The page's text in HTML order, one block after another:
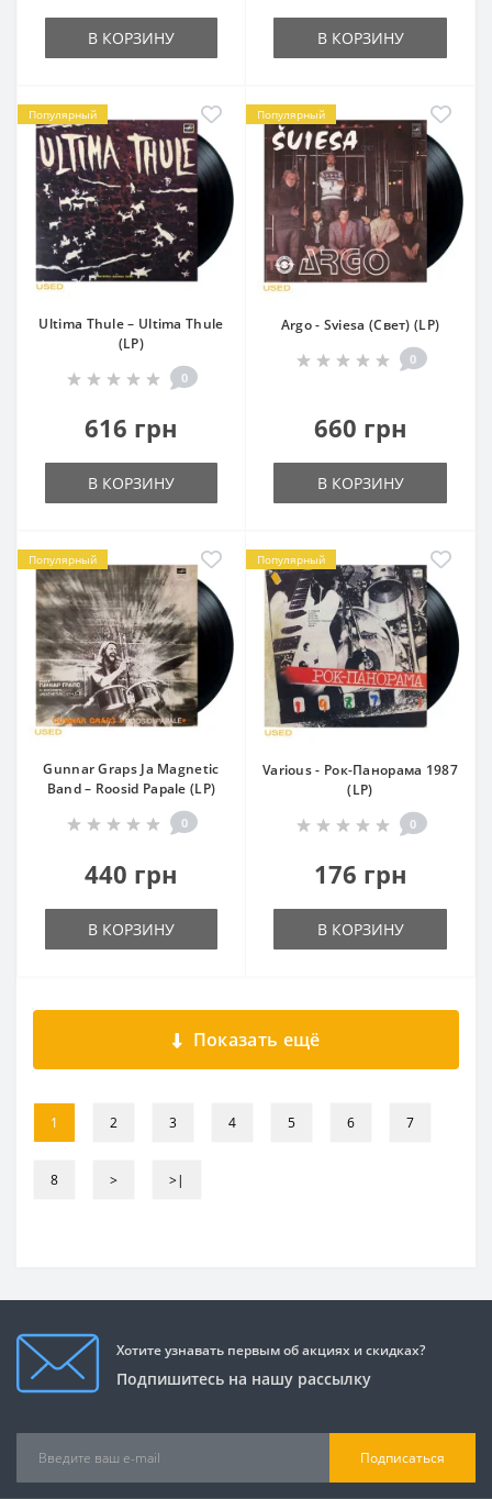
В КОРЗИНУ В КОРЗИНУ
Популярный
Ultima Thule – Ultima Thule
(LP)
0
616 грн
В КОРЗИНУ
Популярный
Argo - Sviesa (Свет) (LP)
0
660 грн
В КОРЗИНУ
Популярный
Gunnar Graps Ja Magnetic
Band – Roosid Papale (LP)
0
440 грн
В КОРЗИНУ
Популярный
Various - Рок-Панорама 1987
(LP)
0
176 грн
В КОРЗИНУ
Показать ещё
1 2 3 4 5 6 7
8 > >|
Хотите узнавать первым об акциях и скидках?
Подпишитесь на нашу рассылку
Подписаться